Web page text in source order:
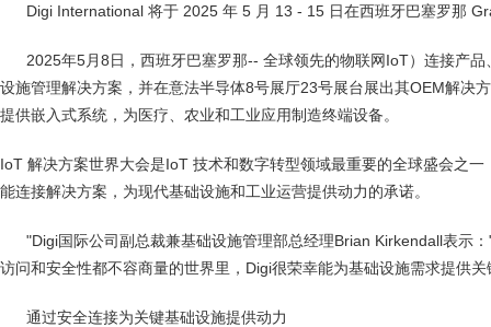
Digi International 将于 2025 年 5 月 13 - 15 日在西班牙巴塞罗那
2025年5月8日，西班牙巴塞罗那-- 全球领先的物联网IoT）连接产品
设施管理解决方案，并在意法半导体8号展厅23号展台展出其OEM解决
提供嵌入式系统，为医疗、农业和工业应用制造终端设备。
IoT 解决方案世界大会是IoT 技术和数字转型领域最重要的全球盛会之
能连接解决方案，为现代基础设施和工业运营提供动力的承诺。
"Digi国际公司副总裁兼基础设施管理部总经理Brian Kirkendall表示：
访问和安全性都不容商量的世界里，Digi很荣幸能为基础设施需求提供
通过安全连接为关键基础设施提供动力